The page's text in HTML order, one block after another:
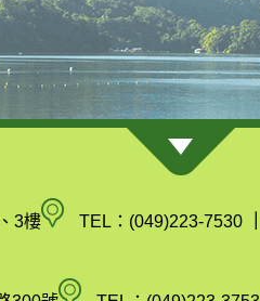
3樓南
縣
TEL：(049)223-7530
空